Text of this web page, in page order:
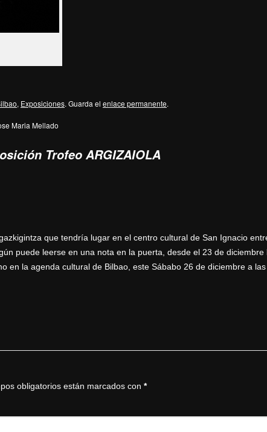
, Exposiciones. Guarda el enlace permanente.
Maria Mellado
Trofeo ARGIZAIOLA
que tendría lugar en el centro cultural de San Ignacio
puede leerse en una nota en la puerta, desde el 23 de
en la agenda cultural de Bilbao, este Sábabo 26 de diciembre a
obligatorios están marcados con *